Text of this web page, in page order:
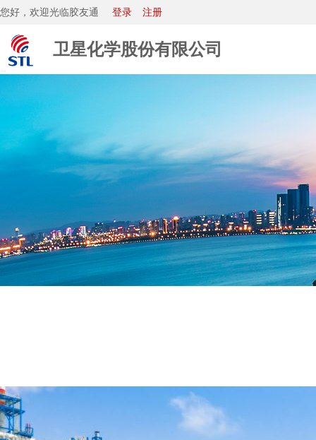
您好，欢迎光临胶友通 登录 注册
卫星化学股份有限公司